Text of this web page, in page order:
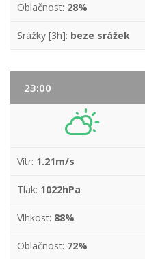
Oblačnost: 28%
Srážky [3h]: beze srážek
23:00
Vítr: 1.21m/s
Tlak: 1022hPa
Vlhkost: 88%
Oblačnost: 72%